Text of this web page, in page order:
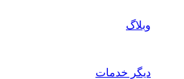
وبلاگ
دیگر خدمات